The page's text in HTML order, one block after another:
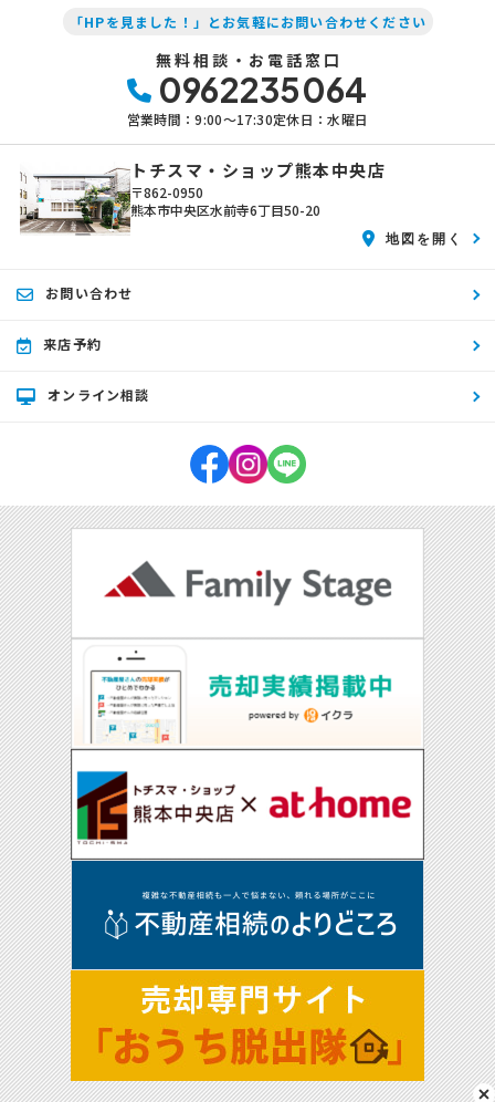
「HPを見ました！」とお気軽にお問い合わせください
無料相談・お電話窓口
0962235064
営業時間：9:00〜17:30定休日：水曜日
トチスマ・ショップ熊本中央店
〒862-0950
熊本市中央区水前寺6丁目50-20
地図を開く
お問い合わせ
来店予約
オンライン相談